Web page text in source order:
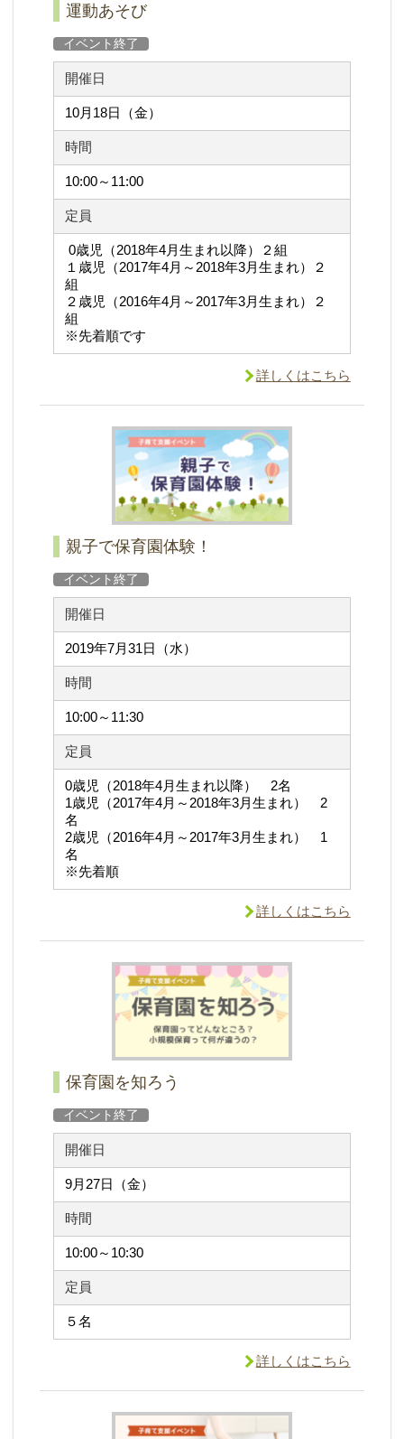
運動あそび
イベント終了
開催日
10月18日（金）
時間
10:00～11:00
定員
0歳児（2018年4月生まれ以降）２組
１歳児（2017年4月～2018年3月生まれ）２
組
２歳児（2016年4月～2017年3月生まれ）２
組
※先着順です
詳しくはこちら
親子で保育園体験！
イベント終了
開催日
2019年7月31日（水）
時間
10:00～11:30
定員
0歳児（2018年4月生まれ以降） 2名
1歳児（2017年4月～2018年3月生まれ） 2
名
2歳児（2016年4月～2017年3月生まれ） 1
名
※先着順
詳しくはこちら
保育園を知ろう
イベント終了
開催日
9月27日（金）
時間
10:00～10:30
定員
５名
詳しくはこちら